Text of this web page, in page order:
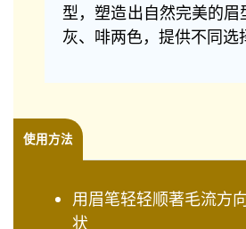
型，塑造出自然完美的眉
灰、啡两色，提供不同选
使用方法
用眉笔轻轻顺著毛流方
状